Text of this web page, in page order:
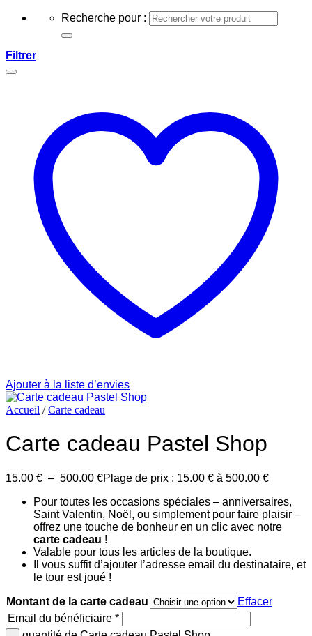
Recherche pour :
Filtrer
Ajouter à la liste d’envies
Accueil / Carte cadeau
Carte cadeau Pastel Shop
15.00 € – 500.00 €Plage de prix : 15.00 € à 500.00 €
Pour toutes les occasions spéciales – anniversaires,
Saint Valentin, Noël, ou simplement pour faire plaisir –
offrez une touche de bonheur en un clic avec notre
carte cadeau !
Valable pour tous les articles de la boutique.
Il vous suffit d’ajouter l’adresse email du destinataire, et
le tour est joué !
Montant de la carte cadeau
Effacer
Email du bénéficiaire *